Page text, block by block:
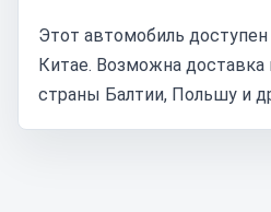
Этот автомобиль
Китае. Возможна
страны Балтии, Польшу и